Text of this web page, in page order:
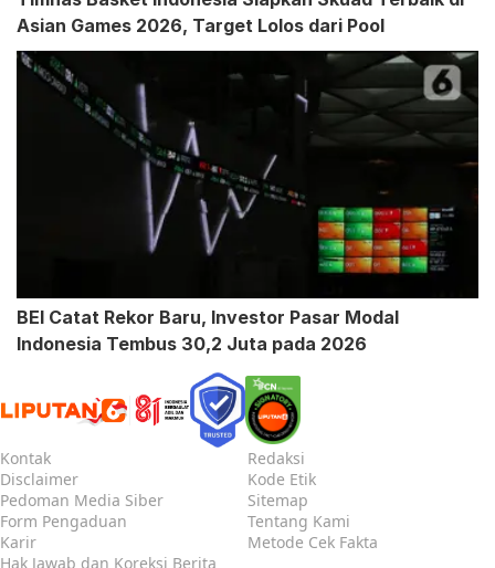
Asian Games 2026, Target Lolos dari Pool
BEI Catat Rekor Baru, Investor Pasar Modal
Indonesia Tembus 30,2 Juta pada 2026
Kontak
Redaksi
Disclaimer
Kode Etik
Pedoman Media Siber
Sitemap
Form Pengaduan
Tentang Kami
Karir
Metode Cek Fakta
Hak Jawab dan Koreksi Berita